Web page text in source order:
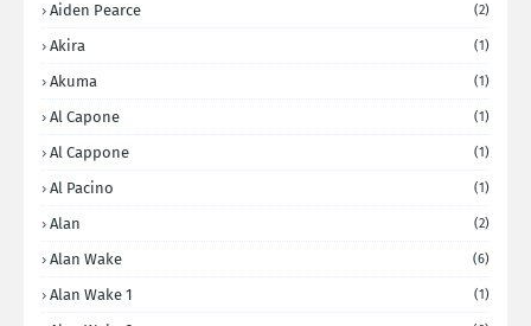
Aiden Pearce (2)
Akira (1)
Akuma (1)
Al Capone (1)
Al Cappone (1)
Al Pacino (1)
Alan (2)
Alan Wake (6)
Alan Wake 1 (1)